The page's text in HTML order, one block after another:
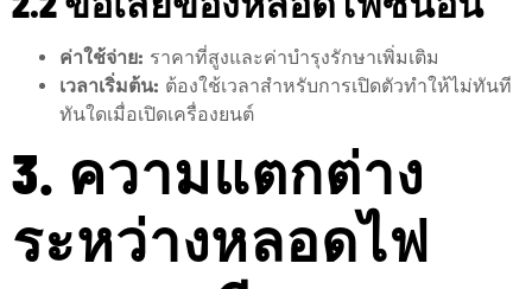
ค่าใช้จ่าย: ราคาที่สูงและค่าบำรุงรักษาเพิ่มเติม
เวลาเริ่มต้น: ต้องใช้เวลาสำหรับการเปิดตัวทำให้ไม่ทันที
ทันใดเมื่อเปิดเครื่องยนต์
3. ความแตกต่าง
ระหว่างหลอดไฟ